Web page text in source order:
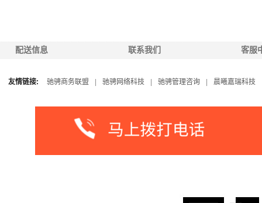
配送信息 联系我们 客服
友情链接: 驰骋商务联盟 驰骋网络科技 驰骋管理咨询 晨曦嘉瑞科技